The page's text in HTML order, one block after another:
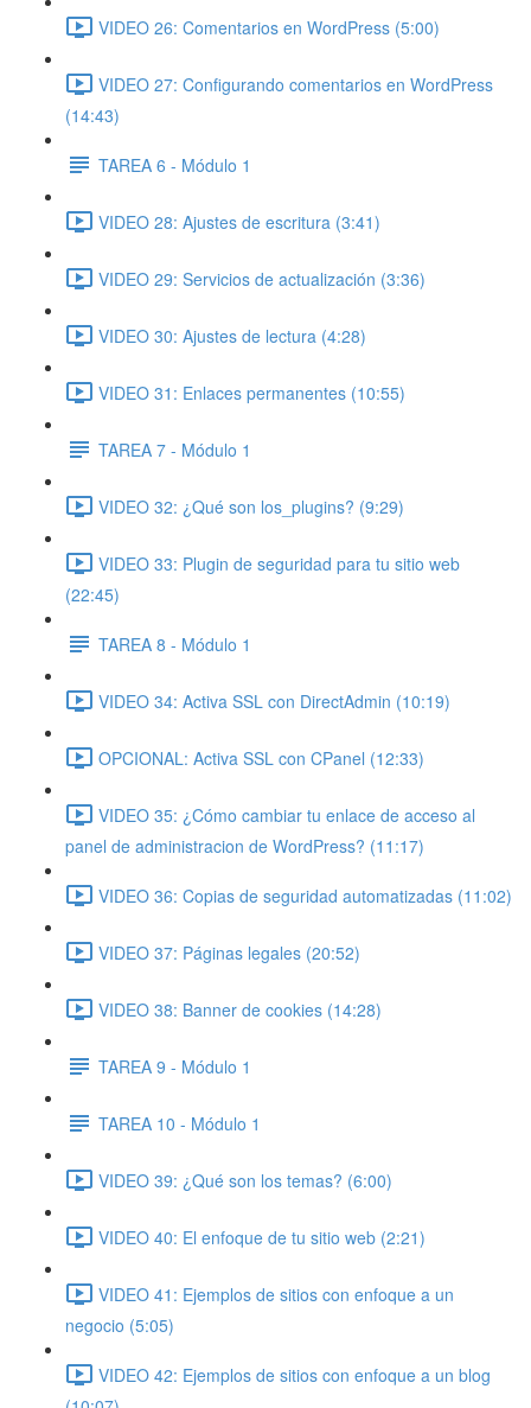
VIDEO 26: Comentarios en WordPress (5:00)
VIDEO 27: Configurando comentarios en WordPress
(14:43)
TAREA 6 - Módulo 1
VIDEO 28: Ajustes de escritura (3:41)
VIDEO 29: Servicios de actualización (3:36)
VIDEO 30: Ajustes de lectura (4:28)
VIDEO 31: Enlaces permanentes (10:55)
TAREA 7 - Módulo 1
VIDEO 32: ¿Qué son los_plugins? (9:29)
VIDEO 33: Plugin de seguridad para tu sitio web
(22:45)
TAREA 8 - Módulo 1
VIDEO 34: Activa SSL con DirectAdmin (10:19)
OPCIONAL: Activa SSL con CPanel (12:33)
VIDEO 35: ¿Cómo cambiar tu enlace de acceso al
panel de administracion de WordPress? (11:17)
VIDEO 36: Copias de seguridad automatizadas (11:02)
VIDEO 37: Páginas legales (20:52)
VIDEO 38: Banner de cookies (14:28)
TAREA 9 - Módulo 1
TAREA 10 - Módulo 1
VIDEO 39: ¿Qué son los temas? (6:00)
VIDEO 40: El enfoque de tu sitio web (2:21)
VIDEO 41: Ejemplos de sitios con enfoque a un
negocio (5:05)
VIDEO 42: Ejemplos de sitios con enfoque a un blog